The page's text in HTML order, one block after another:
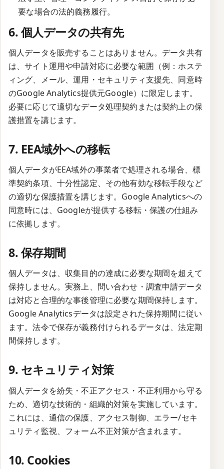
要な場合の法的義務履行。
6. 個人データの共有先
個人データを販売することはありません。データ共有
は、サイト運用や申請対応に必要な範囲（例：ホステ
ィング、メール、運用・セキュリティ支援先、同意時
のGoogle Analytics提供元Google）に限定します。
必要に応じて適切なデータ処理契約または契約上の保
護措置を講じます。
7. EEA域外への移転
個人データがEEA域外の事業者で処理される場合、標
準契約条項、十分性認定、その他有効な移転手段など
の適切な保護措置を講じます。Google Analyticsへの
同意時には、Googleが提供する移転・保護の仕組み
に依拠します。
8. 保存期間
個人データは、収集目的の達成に必要な期間を超えて
保持しません。実務上、問い合わせ・調査申請データ
は対応と合理的な事後管理に必要な期間保持します。
Google Analyticsデータは設定された保持期間に従い
ます。法令で保存が義務付けられるデータは、法定期
間保持します。
9. セキュリティ対策
個人データを紛失・不正アクセス・不正利用から守る
ため、適切な技術的・組織的対策を実施しています。
これには、通信の保護、アクセス制御、エラー/セキ
ュリティ監視、フォーム不正対策が含まれます。
10. Cookies